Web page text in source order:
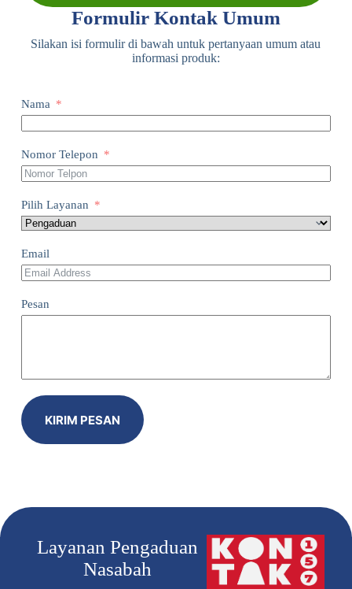
Formulir Kontak Umum
Silakan isi formulir di bawah untuk pertanyaan umum atau
informasi produk:
Nama
Nomor Telepon
Pilih Layanan
Email
Pesan
KIRIM PESAN
Layanan Pengaduan
Nasabah